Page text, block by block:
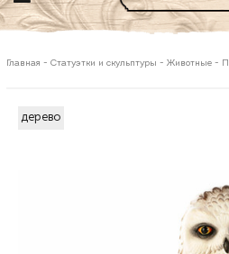
Главная - Статуэтки и скульптуры - Животные -
дерево